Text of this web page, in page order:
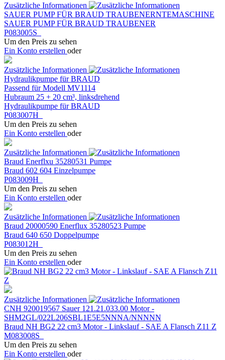
Zusätzliche Informationen
SAUER PUMP FÜR BRAUD TRAUBENERNTEMASCHINE
SAUER PUMP FÜR BRAUD TRAUBENER
P083005S
Um den Preis zu sehen
Ein Konto erstellen oder
Zusätzliche Informationen
Hydraulikpumpe für BRAUD
Passend für Modell MV1114
Hubraum 25 + 20 cm³, linksdrehend
Hydraulikpumpe für BRAUD
P083007H
Um den Preis zu sehen
Ein Konto erstellen oder
Zusätzliche Informationen
Braud Enerflxu 35280531 Pumpe
Braud 602 604 Einzelpumpe
P083009H
Um den Preis zu sehen
Ein Konto erstellen oder
Zusätzliche Informationen
Braud 20000590 Enerflux 35280523 Pumpe
Braud 640 650 Doppelpumpe
P083012H
Um den Preis zu sehen
Ein Konto erstellen oder
Zusätzliche Informationen
CNH 920019567 Sauer 121.21.033.00 Motor -
SHM2GL/022L206SBL1E5E5NNNA/NNNNN
Braud NH BG2 22 cm3 Motor - Linkslauf - SAE A Flansch Z11 Z
M083008S
Um den Preis zu sehen
Ein Konto erstellen oder